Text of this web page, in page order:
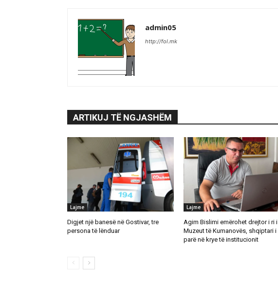
admin05
http://fol.mk
ARTIKUJ TË NGJASHËM
Lajme
Digjet një banesë në Gostivar, tre
persona të lënduar
Lajme
Agim Bislimi emërohet drejtor i ri i
Muzeut të Kumanovës, shqiptari i
parë në krye të institucionit